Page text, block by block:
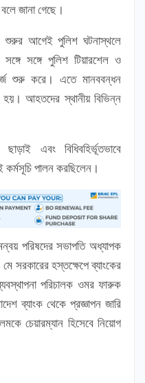
জানা গেছে।
শুরুর আগেই পুলিশ ঘটনাস্থলে
সঙ্গে পুলিশ টিয়ারশেল ও
শুরু করে। এতে মানববন্ধন
হয়। আহতদের স্থানীয় বিভিন্ন
এবং বিধিবহির্ভূতভাবে
কর্মসূচি পালন করছিলেন।
পরিষদের সভাপতি অধ্যাপক
সরকারের হস্তক্ষেপে ব্যাংকের
পরিচালক ওমর ফারুক
ব্যাংক থেকে প্রজ্ঞাপন জারি
চেয়ারম্যান হিসেবে নিয়োগ